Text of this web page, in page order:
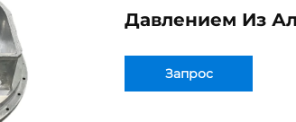
Давлением Из
Запрос